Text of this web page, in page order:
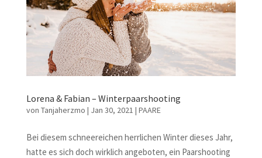
Lorena & Fabian – Winterpaarshooting
von Tanjaherzmo | Jan 30, 2021 | PAARE
Bei diesem schneereichen herrlichen Winter dieses Jahr,
hatte es sich doch wirklich angeboten, ein Paarshooting